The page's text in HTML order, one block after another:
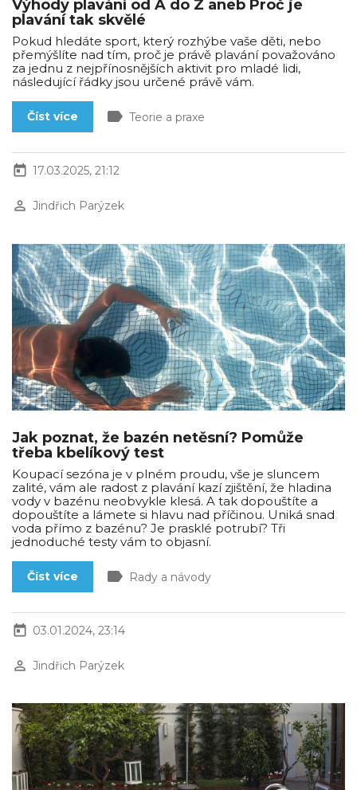
Výhody plavání od A do Z aneb Proč je
plavání tak skvělé
Pokud hledáte sport, který rozhýbe vaše děti, nebo
přemýšlíte nad tím, proč je právě plavání považováno
za jednu z nejpřínosnějších aktivit pro mladé lidi,
následující řádky jsou určené právě vám.
Číst více label Teorie a praxe
today 17.03.2025, 21:12
perm_identity Jindřich Parýzek
Jak poznat, že bazén netěsní? Pomůže
třeba kbelíkový test
Koupací sezóna je v plném proudu, vše je sluncem
zalité, vám ale radost z plavání kazí zjištění, že hladina
vody v bazénu neobvykle klesá. A tak dopouštíte a
dopouštíte a lámete si hlavu nad příčinou. Uniká snad
voda přímo z bazénu? Je prasklé potrubí? Tři
jednoduché testy vám to objasní.
Číst více label Rady a návody
today 03.01.2024, 23:14
perm_identity Jindřich Parýzek